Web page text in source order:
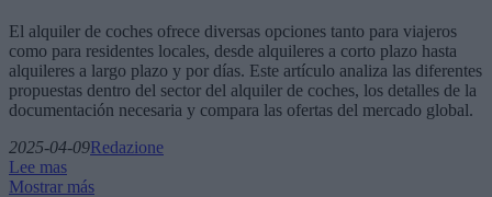
El alquiler de coches ofrece diversas opciones tanto para viajeros
como para residentes locales, desde alquileres a corto plazo hasta
alquileres a largo plazo y por días. Este artículo analiza las diferentes
propuestas dentro del sector del alquiler de coches, los detalles de la
documentación necesaria y compara las ofertas del mercado global.
2025-04-09Redazione
Lee mas
Mostrar más